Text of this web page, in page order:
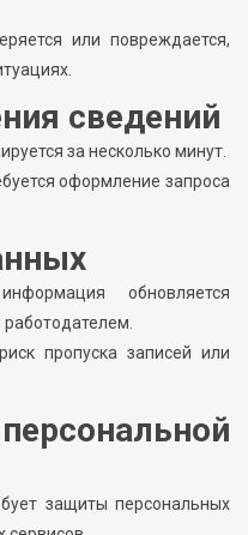
или повреждается,
сведений
за несколько минут.
оформление запроса
обновляется
пропуска записей или
защиты персональных